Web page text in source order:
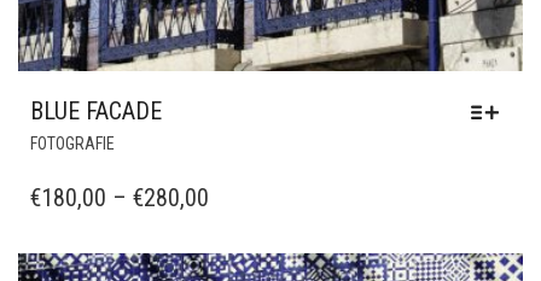
BLUE FACADE
FOTOGRAFIE
WEIST
MEHRERE
AUF.
€180,00 – €280,00
BIS